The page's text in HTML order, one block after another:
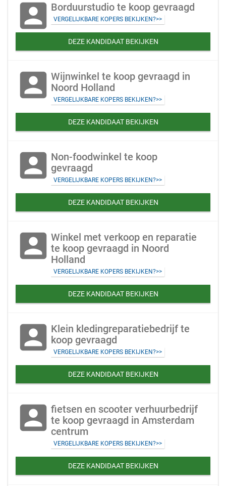
account_box Borduurstudio te koop gevraagd
VERGELIJKBARE KOPERS BEKIJKEN?>>
DEZE KANDIDAAT BEKIJKEN
account_box Wijnwinkel te koop gevraagd in
Noord Holland
VERGELIJKBARE KOPERS BEKIJKEN?>>
DEZE KANDIDAAT BEKIJKEN
account_box Non-foodwinkel te koop
gevraagd
VERGELIJKBARE KOPERS BEKIJKEN?>>
DEZE KANDIDAAT BEKIJKEN
account_box Winkel met verkoop en reparatie
te koop gevraagd in Noord
Holland
VERGELIJKBARE KOPERS BEKIJKEN?>>
DEZE KANDIDAAT BEKIJKEN
account_box Klein kledingreparatiebedrijf te
koop gevraagd
VERGELIJKBARE KOPERS BEKIJKEN?>>
DEZE KANDIDAAT BEKIJKEN
account_box fietsen en scooter verhuurbedrijf
te koop gevraagd in Amsterdam
centrum
VERGELIJKBARE KOPERS BEKIJKEN?>>
DEZE KANDIDAAT BEKIJKEN